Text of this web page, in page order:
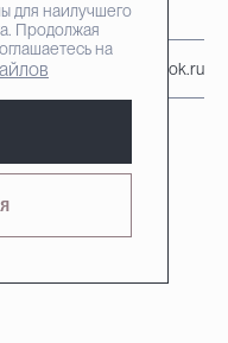
info@zzok.ru
для наилучшего
Продолжая
на